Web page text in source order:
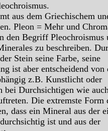
aus dem Griechischem
Pleon = Mehr und
den Begriff Pleochroismus
zu beschreiben.
Stein seine Farbe, seine
ist aber entscheidend von
z.B. Kunstlicht oder
bei Durchsichtigen wie
Die extremste Form
dass ein Mineral aus der
ist und aus der